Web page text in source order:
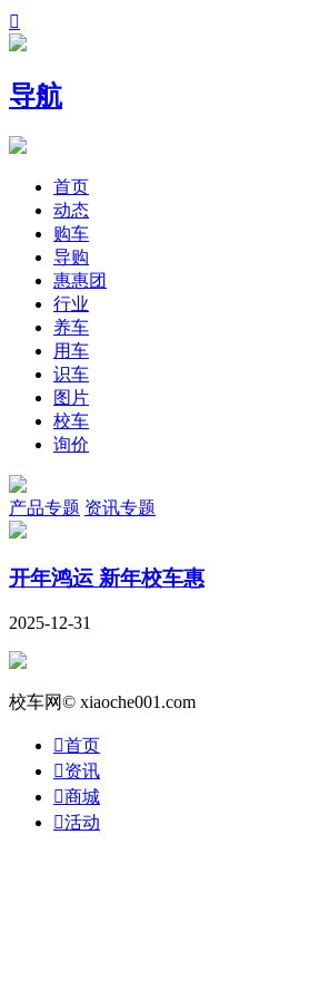

导航
首页
动态
购车
导购
惠惠团
行业
养车
用车
识车
图片
校车
询价
产品专题 资讯专题
开年鸿运 新年校车惠
2025-12-31
校车网© xiaoche001.com
首页
资讯
商城
活动